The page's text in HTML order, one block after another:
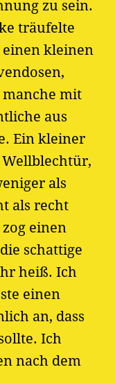
zu sein.
träufelte
kleinen
mit
aus
Ein kleiner
als
als recht
einen
schattige
heiß. Ich
einen
an, dass
Ich
nach dem